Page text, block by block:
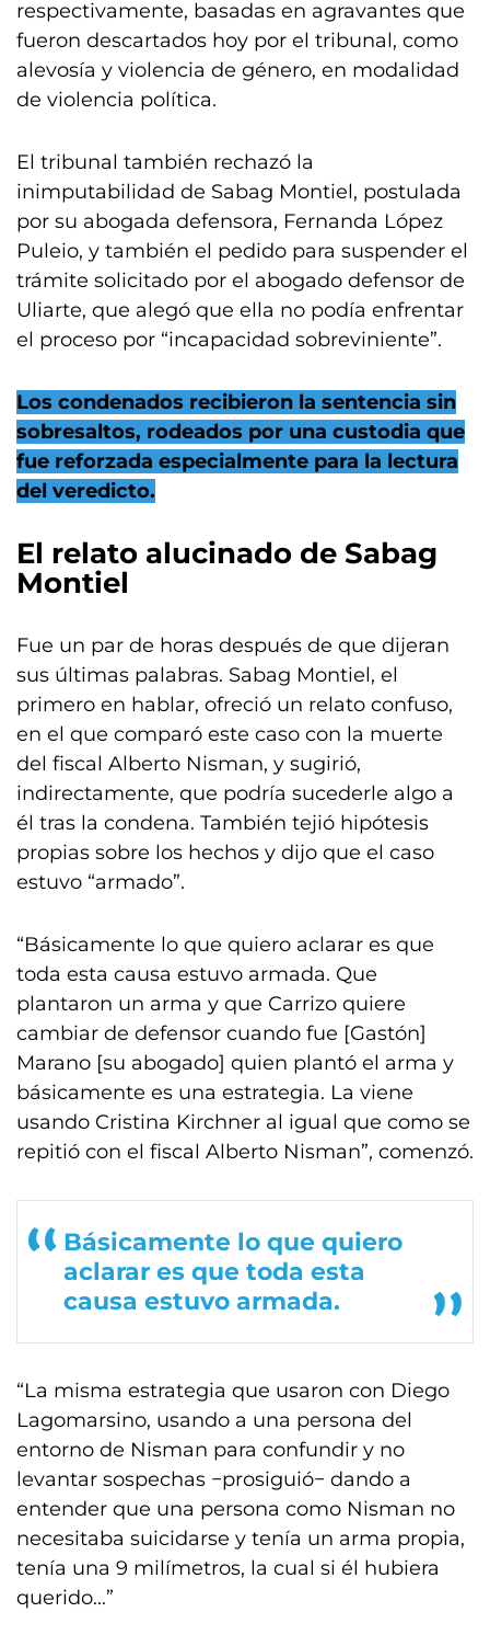
respectivamente, basadas en agravantes que
fueron descartados hoy por el tribunal, como
alevosía y violencia de género, en modalidad
de violencia política.
El tribunal también rechazó la
inimputabilidad de Sabag Montiel, postulada
por su abogada defensora, Fernanda López
Puleio, y también el pedido para suspender el
trámite solicitado por el abogado defensor de
Uliarte, que alegó que ella no podía enfrentar
el proceso por “incapacidad sobreviniente”.
Los condenados recibieron la sentencia sin
sobresaltos, rodeados por una custodia que
fue reforzada especialmente para la lectura
del veredicto.
El relato alucinado de Sabag
Montiel
Fue un par de horas después de que dijeran
sus últimas palabras. Sabag Montiel, el
primero en hablar, ofreció un relato confuso,
en el que comparó este caso con la muerte
del fiscal Alberto Nisman, y sugirió,
indirectamente, que podría sucederle algo a
él tras la condena. También tejió hipótesis
propias sobre los hechos y dijo que el caso
estuvo “armado”.
“Básicamente lo que quiero aclarar es que
toda esta causa estuvo armada. Que
plantaron un arma y que Carrizo quiere
cambiar de defensor cuando fue [Gastón]
Marano [su abogado] quien plantó el arma y
básicamente es una estrategia. La viene
usando Cristina Kirchner al igual que como se
repitió con el fiscal Alberto Nisman”, comenzó.
Básicamente lo que quiero
aclarar es que toda esta
causa estuvo armada.
“La misma estrategia que usaron con Diego
Lagomarsino, usando a una persona del
entorno de Nisman para confundir y no
levantar sospechas −prosiguió− dando a
entender que una persona como Nisman no
necesitaba suicidarse y tenía un arma propia,
tenía una 9 milímetros, la cual si él hubiera
querido...”